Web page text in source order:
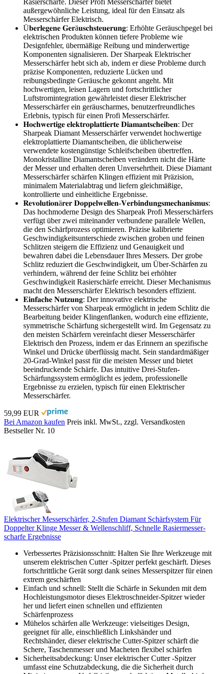
außergewöhnliche Leistung, ideal für den Einsatz als
Messerschärfer Elektrisch.
Ü𝐛𝐞𝐫𝐥𝐞𝐠𝐞𝐧𝐞 𝐆𝐞𝐫ä𝐮𝐬𝐜𝐡𝐬𝐭𝐞𝐮𝐞𝐫𝐮𝐧𝐠: Erhöhte Geräuschpegel bei
elektrischen Produkten können tiefere Probleme wie
Designfehler, übermäßige Reibung und minderwertige
Komponenten signalisieren. Der Sharpeak Elektrischer
Messerschärfer hebt sich ab, indem er diese Probleme durch
präzise Komponenten, reduzierte Lücken und
reibungsbedingte Geräusche gekonnt angeht. Mit
hochwertigen, leisen Lagern und fortschrittlicher
Luftstromintegration gewährleistet dieser Elektrischer
Messerschärfer ein geräuscharmes, benutzerfreundliches
Erlebnis, typisch für einen Profi Messerschärfer.
𝐇𝐨𝐜𝐡𝐰𝐞𝐫𝐭𝐢𝐠𝐞 𝐞𝐥𝐞𝐤𝐭𝐫𝐨𝐩𝐥𝐚𝐭𝐭𝐢𝐞𝐫𝐭𝐞 𝐃𝐢𝐚𝐦𝐚𝐧𝐭𝐬𝐜𝐡𝐞𝐢𝐛𝐞𝐧: Der
Sharpeak Diamant Messerschärfer verwendet hochwertige
elektroplattierte Diamantscheiben, die üblicherweise
verwendete kostengünstige Schleifscheiben übertreffen.
Monokristalline Diamantscheiben verändern nicht die Härte
der Messer und erhalten deren Unversehrtheit. Diese Diamant
Messerschärfer schärfen Klingen effizient mit Präzision,
minimalem Materialabtrag und liefern gleichmäßige,
kontrollierte und einheitliche Ergebnisse.
𝐑𝐞𝐯𝐨𝐥𝐮𝐭𝐢𝐨𝐧ä𝐫𝐞𝐫 𝐃𝐨𝐩𝐩𝐞𝐥𝐰𝐞𝐥𝐥𝐞𝐧-𝐕𝐞𝐫𝐛𝐢𝐧𝐝𝐮𝐧𝐠𝐬𝐦𝐞𝐜𝐡𝐚𝐧𝐢𝐬𝐦𝐮𝐬:
Das hochmoderne Design des Sharpeak Profi Messerschärfers
verfügt über zwei miteinander verbundene parallele Wellen,
die den Schärfprozess optimieren. Präzise kalibrierte
Geschwindigkeitsunterschiede zwischen groben und feinen
Schlitzen steigern die Effizienz und Genauigkeit und
bewahren dabei die Lebensdauer Ihres Messers. Der grobe
Schlitz reduziert die Geschwindigkeit, um Über-Schärfen zu
verhindern, während der feine Schlitz bei erhöhter
Geschwindigkeit Rasierschärfe erreicht. Dieser Mechanismus
macht den Messerschärfer Elektrisch besonders effizient.
𝐄𝐢𝐧𝐟𝐚𝐜𝐡𝐞 𝐍𝐮𝐭𝐳𝐮𝐧𝐠: Der innovative elektrische
Messerschärfer von Sharpeak ermöglicht in jedem Schlitz die
Bearbeitung beider Klingenflanken, wodurch eine effiziente,
symmetrische Schärfung sichergestellt wird. Im Gegensatz zu
den meisten Schärfern vereinfacht dieser Messerschärfer
Elektrisch den Prozess, indem er das Erinnern an spezifische
Winkel und Drücke überflüssig macht. Sein standardmäßiger
20-Grad-Winkel passt für die meisten Messer und bietet
beeindruckende Schärfe. Das intuitive Drei-Stufen-
Schärfungssystem ermöglicht es jedem, professionelle
Ergebnisse zu erzielen, typisch für einen Elektrischer
Messerschärfer.
59,99 EUR
Bei Amazon kaufen Preis inkl. MwSt., zzgl. Versandkosten
Bestseller Nr. 10
Elektrischer Messerschärfer, 2-Stufen Diamant Schärfsystem Für
Doppelter Klinge Messer & Wellenschliff, Schnelle Rasiermesser-
scharfe Ergebnisse
Verbessertes Präzisionsschnitt: Halten Sie Ihre Werkzeuge mit
unserem elektrischen Cutter -Spitzer perfekt geschärft. Dieses
fortschrittliche Gerät sorgt dank seines Messerspitzer für einen
extrem geschärften
Einfach und schnell: Stellt die Schärfe in Sekunden mit dem
Hochleistungsmotor dieses Elektroschneider-Spitzer wieder
her und liefert einen schnellen und effizienten
Schärfenprozess
Mühelos schärfen alle Werkzeuge: vielseitiges Design,
geeignet für alle, einschließlich Linkshänder und
Rechtshänder, dieser elektrische Cutter-Spitzer schärft die
Schere, Taschenmesser und Macheten flexibel schärfen
Sicherheitsabdeckung: Unser elektrischer Cutter -Spitzer
umfasst eine Schutzabdeckung, die die Sicherheit durch